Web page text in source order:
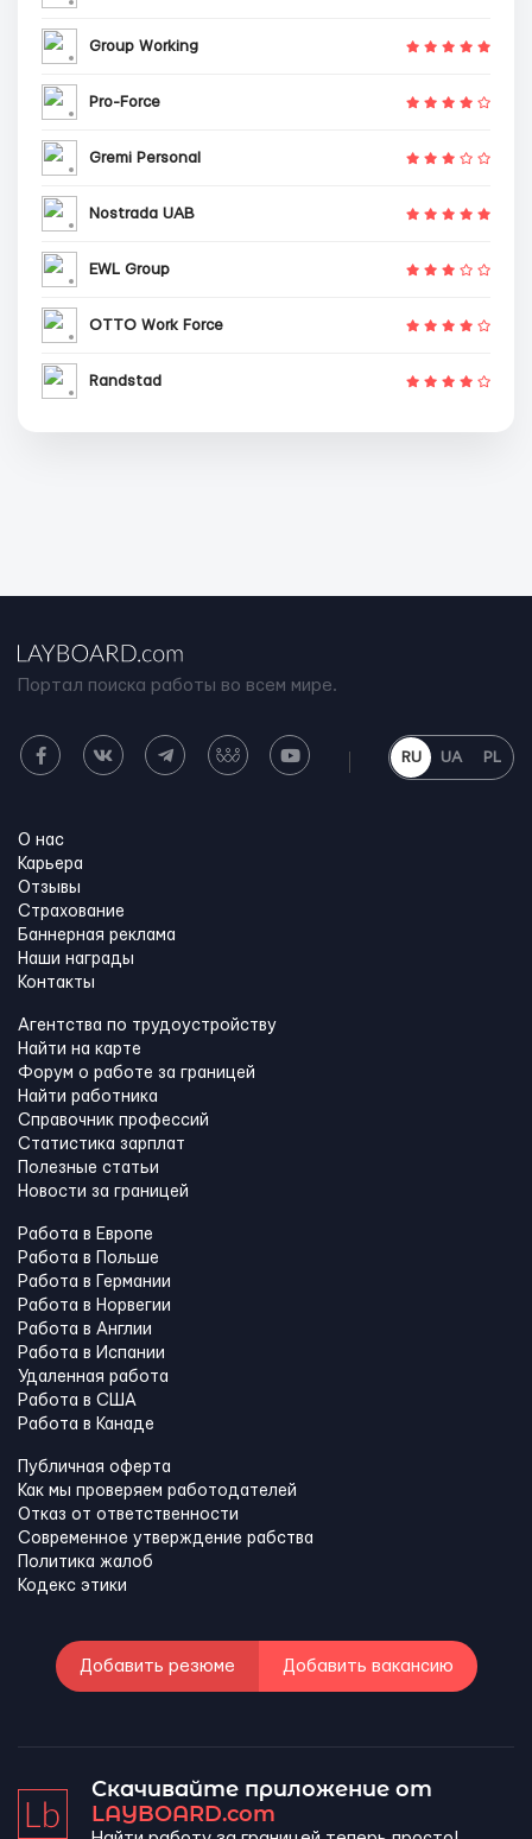
Group Working
Pro-Force
Gremi Personal
Nostrada UAB
EWL Group
OTTO Work Force
Randstad
Портал поиска работы во всем мире.
RU UA PL
О нас
Карьера
Отзывы
Страхование
Баннерная реклама
Наши награды
Контакты
Агентства по трудоустройству
Найти на карте
Форум о работе за границей
Найти работника
Справочник профессий
Статистика зарплат
Полезные статьи
Новости за границей
Работа в Европе
Работа в Польше
Работа в Германии
Работа в Норвегии
Работа в Англии
Работа в Испании
Удаленная работа
Работа в США
Работа в Канадe
Публичная оферта
Как мы проверяем работодателей
Отказ от ответственности
Современное утверждение рабства
Политика жалоб
Кодекс этики
Добавить резюме Добавить вакансию
Скачивайте приложение от
LAYBOARD.com